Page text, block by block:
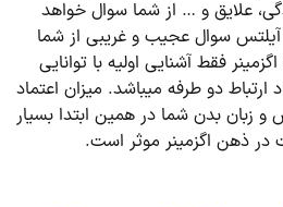
علایق و … از شما سوال خواهد
سوال عجیب و غریبی از شما
فقط آشنایی اولیه با توانایی
دو طرفه میباشد. میزان اعتماد
زبان بدن شما در همین ابتدا بسیار
در ذهن اگزمینر موثر است.